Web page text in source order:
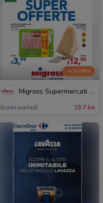
-4 GIORNI
Migross Supermercati & Market
Scade martedì 19.7 km